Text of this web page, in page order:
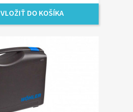
VLOŽIŤ DO KOŠÍKA